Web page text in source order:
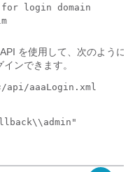
login domain
を使用して、次のように
ンできます。
/api/aaaLogin.xml